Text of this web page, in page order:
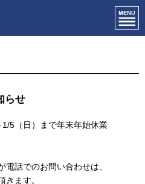
らせ
5（日）まで年末年始休業
電話でのお問い合わせは、
きます。